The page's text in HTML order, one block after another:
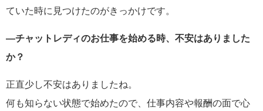
ていた時に見つけたのがきっかけです。
―チャットレディのお仕事を始める時、不安はありました
か？
正直少し不安はありましたね。
何も知らない状態で始めたので、仕事内容や報酬の面で心